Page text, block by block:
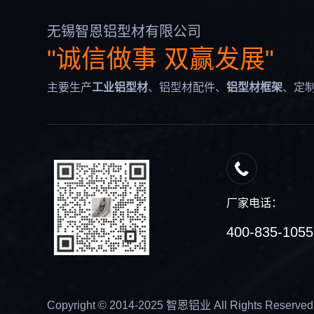
无锡智恩铝型材有限公司
"诚信做事 双赢发展"
主要生产工业铝型材、铝型材配件、铝型材框架、定
厂家电话：
400-835-1055
Copyright © 2014-2025 智恩铝业 All Rights